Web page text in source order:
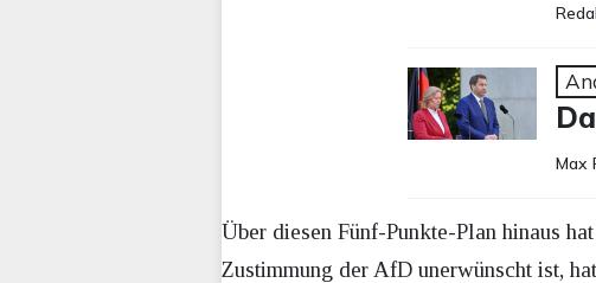
Max
Über diesen Fünf-Punkte-Plan hinaus
Zustimmung der AfD unerwünscht ist,